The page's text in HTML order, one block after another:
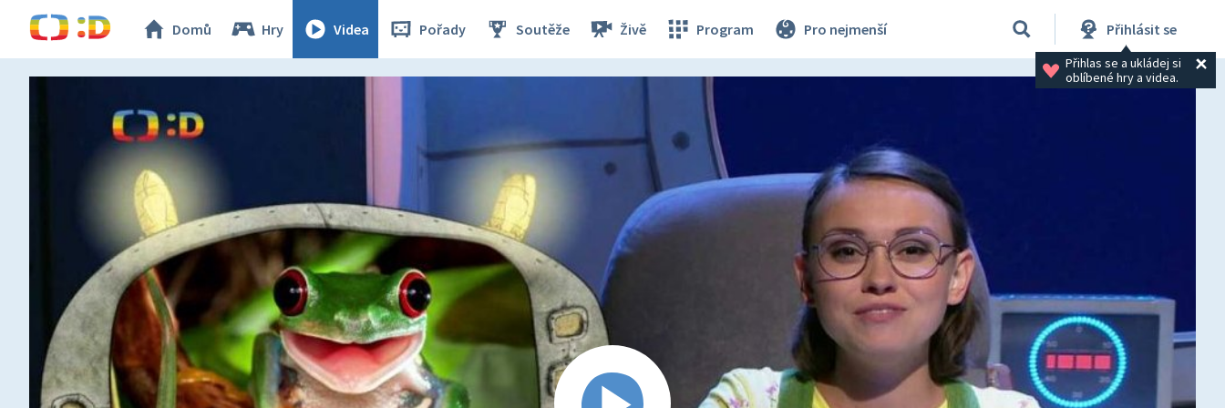
Domů Hry Videa Pořady Soutěže Živě Program Pro nejmenší Přihlásit se
Přihlas se a ukládej si
oblíbené hry a videa.